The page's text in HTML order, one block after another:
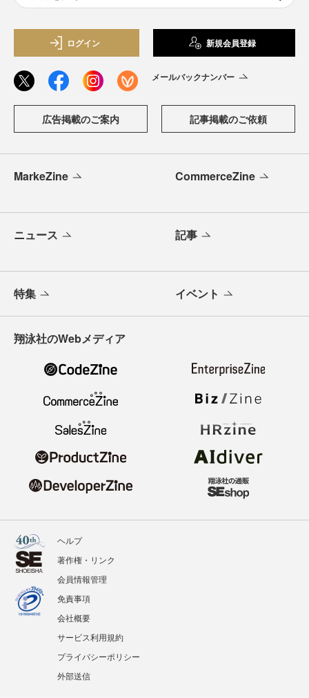
ログイン 新規会員登録
メールバックナンバー
広告掲載のご案内 記事掲載のご依頼
MarkeZine CommerceZine
ニュース 記事
特集 イベント
翔泳社のWebメディア
ヘルプ
著作権・リンク
会員情報管理
免責事項
会社概要
サービス利用規約
プライバシーポリシー
外部送信